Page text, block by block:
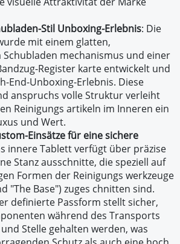
Stil Unboxing-Erlebnis: Die
mit einem glatten,
Schubladen mechanismus und einer
Register karte entwickelt und
End-Unboxing-Erlebnis. Diese
anspruchs volle Struktur verleiht
Reinigungs artikeln im Inneren ein
und Wert.
Einsätze für eine sichere
innere Tablett verfügt über präzise
Stanz ausschnitte, die speziell auf
Formen der Reinigungs werkzeuge
"The Base") zuges chnitten sind.
definierte Passform stellt sicher,
während des Transports
Stelle gehalten werden, was